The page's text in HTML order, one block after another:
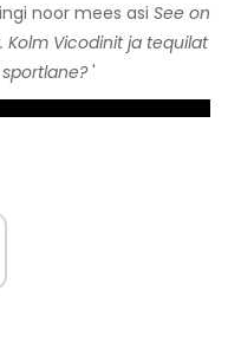
noor mees asi See on
Vicodinit ja tequilat
'